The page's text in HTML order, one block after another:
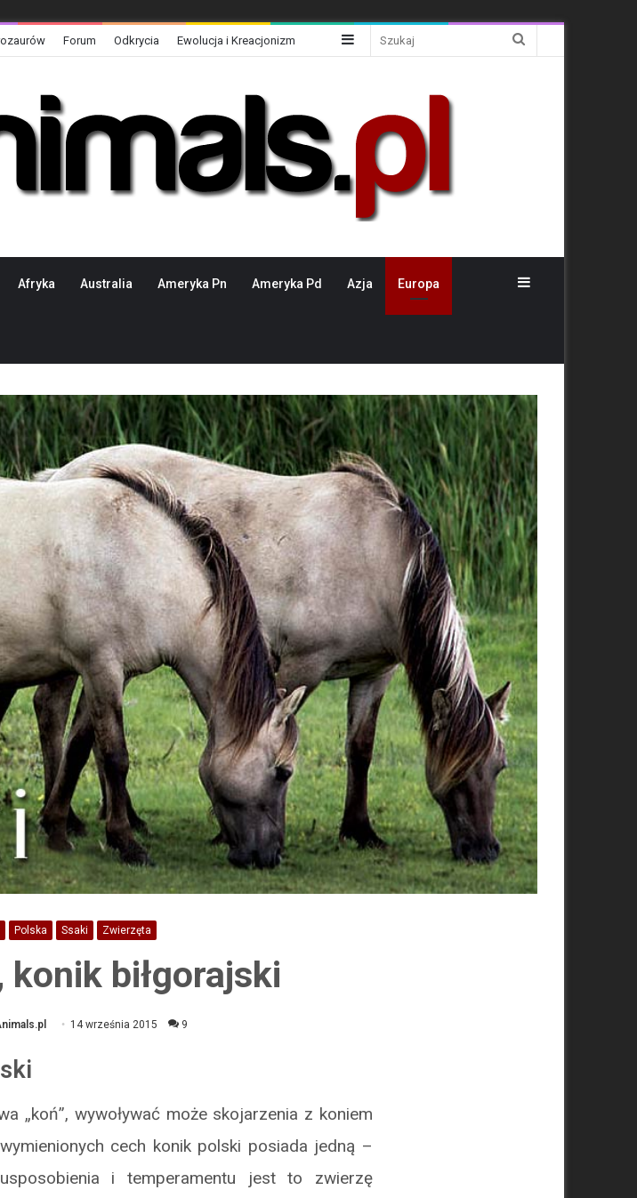
Forum Odkrycia Ewolucja i Kreacjonizm Sidebar
Afryka Australia Ameryka Pn Ameryka Pd Azja Europa Sidebar
Polska Ssaki Zwierzęta
biłgorajski
14 września 2015 9
„koń”, wywoływać może skojarzenia z koniem
cech konik polski posiada jedną –
i temperamentu jest to zwierzę